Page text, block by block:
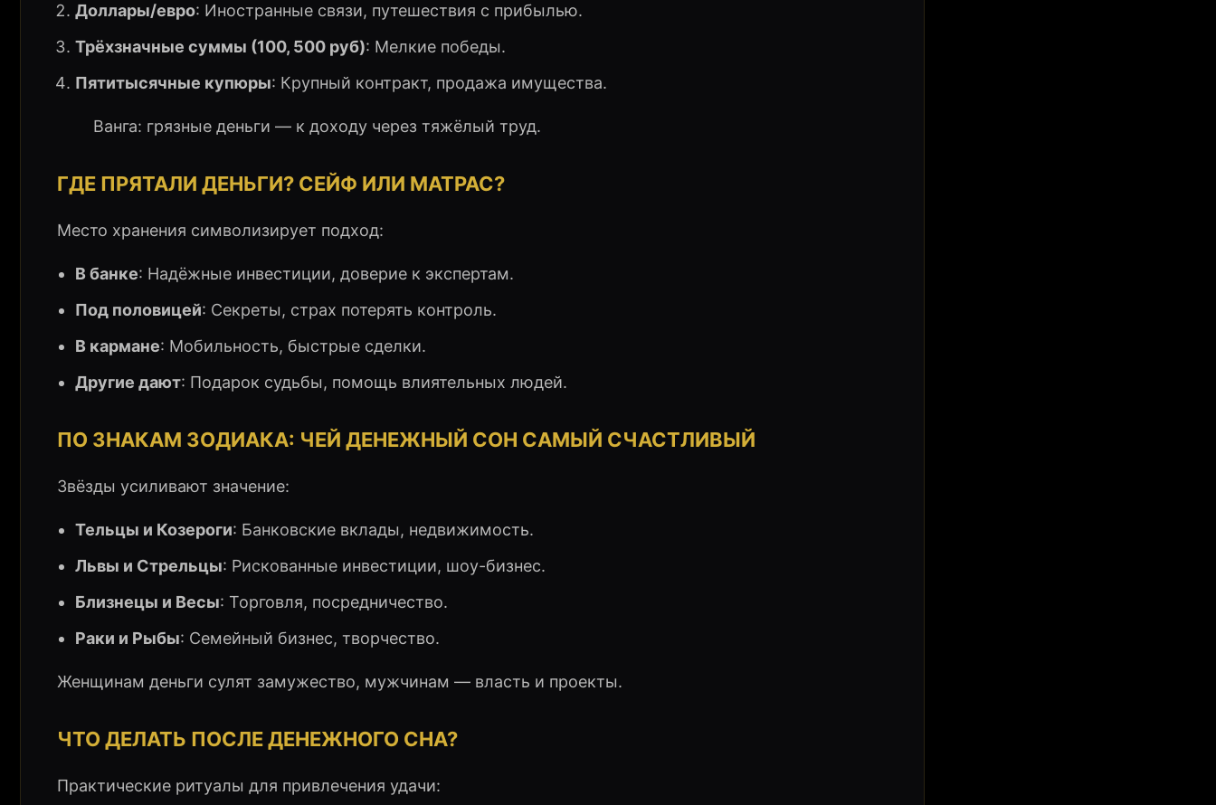
Доллары/евро: Иностранные связи, путешествия с прибылью.
Трёхзначные суммы (100, 500 руб): Мелкие победы.
Пятитысячные купюры: Крупный контракт, продажа имущества.
Ванга: грязные деньги — к доходу через тяжёлый труд.
ГДЕ ПРЯТАЛИ ДЕНЬГИ? СЕЙФ ИЛИ МАТРАС?
Место хранения символизирует подход:
В банке: Надёжные инвестиции, доверие к экспертам.
Под половицей: Секреты, страх потерять контроль.
В кармане: Мобильность, быстрые сделки.
Другие дают: Подарок судьбы, помощь влиятельных людей.
ПО ЗНАКАМ ЗОДИАКА: ЧЕЙ ДЕНЕЖНЫЙ СОН САМЫЙ СЧАСТЛИВЫЙ
Звёзды усиливают значение:
Тельцы и Козероги: Банковские вклады, недвижимость.
Львы и Стрельцы: Рискованные инвестиции, шоу-бизнес.
Близнецы и Весы: Торговля, посредничество.
Раки и Рыбы: Семейный бизнес, творчество.
Женщинам деньги сулят замужество, мужчинам — власть и проекты.
ЧТО ДЕЛАТЬ ПОСЛЕ ДЕНЕЖНОГО СНА?
Практические ритуалы для привлечения удачи: